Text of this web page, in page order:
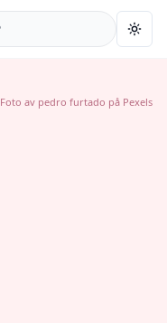
Foto av pedro furtado på Pexels